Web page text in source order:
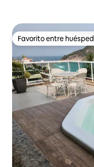
Favorito entre
Favorito entre